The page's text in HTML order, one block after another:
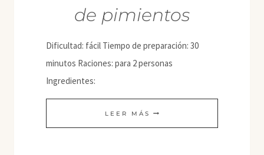
de pimientos
Dificultad: fácil Tiempo de preparación: 30
minutos Raciones: para 2 personas
Ingredientes:
LEER MÁS BERENJENAS
CON